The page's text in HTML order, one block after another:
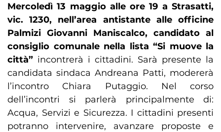
Mercoledì 13 maggio alle ore 19 a Strasatti,
vic. 1230, nell’area antistante alle officine
Palmizi Giovanni Maniscalco, candidato al
consiglio comunale nella lista “Si muove la
città” incontrerà i cittadini. Sarà presente la
candidata sindaca Andreana Patti, modererà
l’incontro Chiara Putaggio. Nel corso
dell’incontri si parlerà principalmente di:
Acqua, Servizi e Sicurezza. I cittadini presenti
potranno intervenire, avanzare proposte e